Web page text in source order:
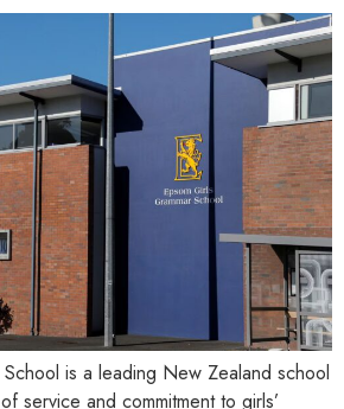
School is a leading New Zealand school
service and commitment to girls’